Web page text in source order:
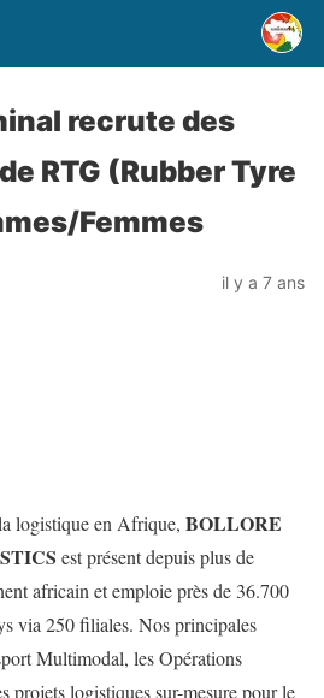
recrute des
RTG (Rubber Tyre
Femmes
il y a 7 ans
logistique en Afrique, BOLLORE
est présent depuis plus de
africain et emploie près de 36.700
via 250 filiales. Nos principales
Multimodal, les Opérations
projets logistiques sur-mesure pour le